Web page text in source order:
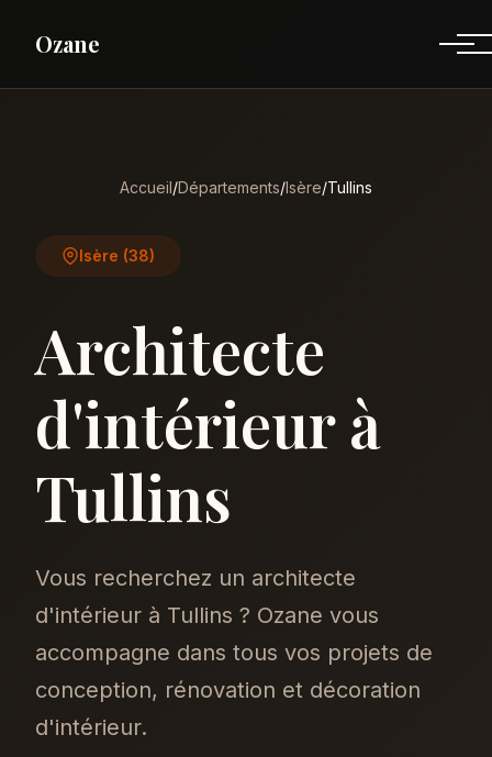
Ozane
Accueil/Départements/Isère/Tullins
Isère (38)
Architecte
d'intérieur à
Tullins
Vous recherchez un architecte
d'intérieur à Tullins ? Ozane vous
accompagne dans tous vos projets de
conception, rénovation et décoration
d'intérieur.